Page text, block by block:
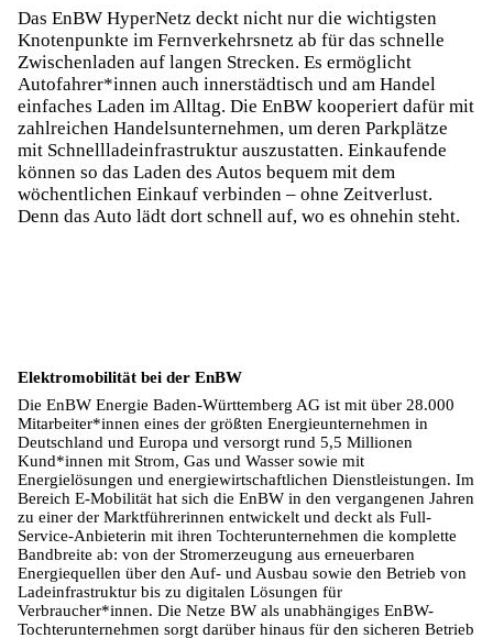
Das EnBW HyperNetz deckt nicht nur die wichtigsten
Knotenpunkte im Fernverkehrsnetz ab für das schnelle
Zwischenladen auf langen Strecken. Es ermöglicht
Autofahrer*innen auch innerstädtisch und am Handel
einfaches Laden im Alltag. Die EnBW kooperiert dafür mit
zahlreichen Handelsunternehmen, um deren Parkplätze
mit Schnellladeinfrastruktur auszustatten. Einkaufende
können so das Laden des Autos bequem mit dem
wöchentlichen Einkauf verbinden – ohne Zeitverlust.
Denn das Auto lädt dort schnell auf, wo es ohnehin steht.
Elektromobilität bei der EnBW
Die EnBW Energie Baden-Württemberg AG ist mit über 28.000
Mitarbeiter*innen eines der größten Energieunternehmen in
Deutschland und Europa und versorgt rund 5,5 Millionen
Kund*innen mit Strom, Gas und Wasser sowie mit
Energielösungen und energiewirtschaftlichen Dienstleistungen. Im
Bereich E-Mobilität hat sich die EnBW in den vergangenen Jahren
zu einer der Marktführerinnen entwickelt und deckt als Full-
Service-Anbieterin mit ihren Tochterunternehmen die komplette
Bandbreite ab: von der Stromerzeugung aus erneuerbaren
Energiequellen über den Auf- und Ausbau sowie den Betrieb von
Ladeinfrastruktur bis zu digitalen Lösungen für
Verbraucher*innen. Die Netze BW als unabhängiges EnBW-
Tochterunternehmen sorgt darüber hinaus für den sicheren Betrieb